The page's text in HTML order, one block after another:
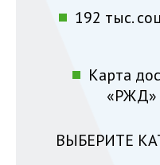
192 тыс.
Карта
ВЫБЕРИТЕ